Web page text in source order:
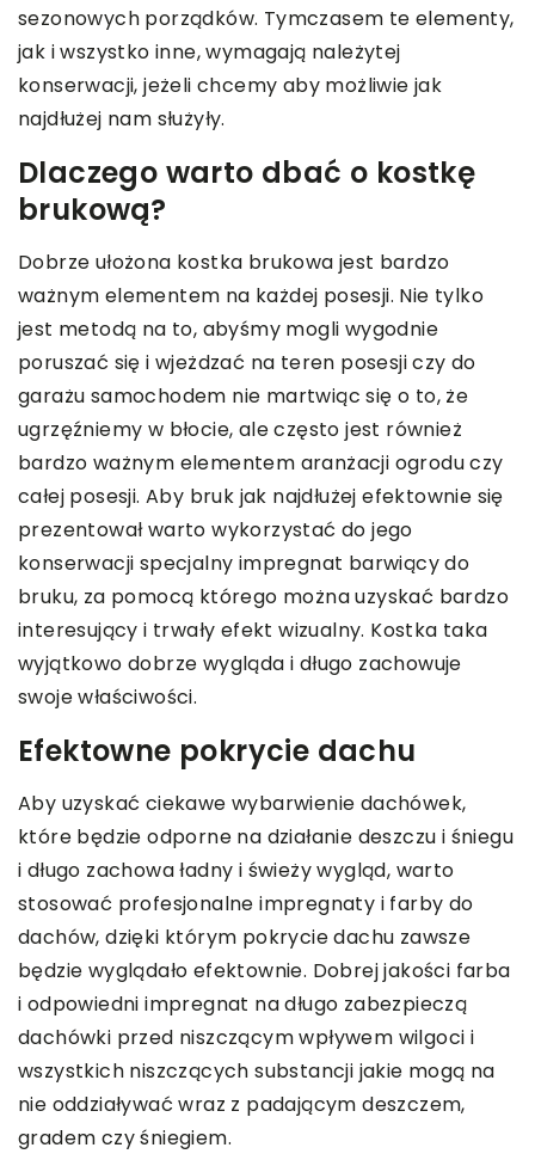
sezonowych porządków. Tymczasem te elementy,
jak i wszystko inne, wymagają należytej
konserwacji, jeżeli chcemy aby możliwie jak
najdłużej nam służyły.
Dlaczego warto dbać o kostkę
brukową?
Dobrze ułożona kostka brukowa jest bardzo
ważnym elementem na każdej posesji. Nie tylko
jest metodą na to, abyśmy mogli wygodnie
poruszać się i wjeżdzać na teren posesji czy do
garażu samochodem nie martwiąc się o to, że
ugrzęźniemy w błocie, ale często jest również
bardzo ważnym elementem aranżacji ogrodu czy
całej posesji. Aby bruk jak najdłużej efektownie się
prezentował warto wykorzystać do jego
konserwacji specjalny impregnat barwiący do
bruku, za pomocą którego można uzyskać bardzo
interesujący i trwały efekt wizualny. Kostka taka
wyjątkowo dobrze wygląda i długo zachowuje
swoje właściwości.
Efektowne pokrycie dachu
Aby uzyskać ciekawe wybarwienie dachówek,
które będzie odporne na działanie deszczu i śniegu
i długo zachowa ładny i świeży wygląd, warto
stosować profesjonalne impregnaty i farby do
dachów, dzięki którym pokrycie dachu zawsze
będzie wyglądało efektownie. Dobrej jakości farba
i odpowiedni impregnat na długo zabezpieczą
dachówki przed niszczącym wpływem wilgoci i
wszystkich niszczących substancji jakie mogą na
nie oddziaływać wraz z padającym deszczem,
gradem czy śniegiem.